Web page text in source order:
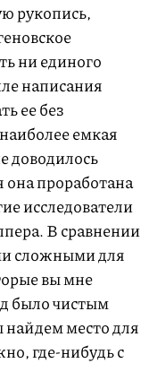
рукопись,
ни единого
написания
ее без
емкая
доводилось
она проработана
исследователи
В сравнении
сложными для
вы мне
было чистым
место для
где-нибудь с